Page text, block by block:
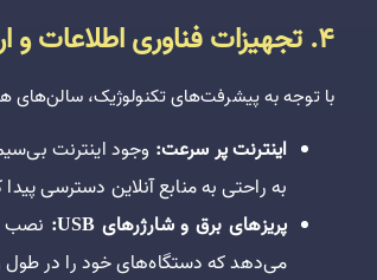
4. تجهیزات فناوری اطلاعات و ارتباطات در سالن اجتماعات
با توجه به پیشرفت‌های تکنولوژیک، سالن‌های
اینترنت پر سرعت: وجود اینترنت
به راحتی به منابع آنلاین دسترسی پیدا
پریزهای برق و شارژرهای USB:
نصب
می‌دهد که دستگاه‌های خود را در طول